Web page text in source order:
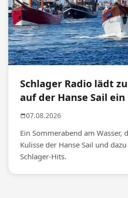
Schlager Radio lädt
auf der Hanse Sail ein
07.08.2026
Ein Sommerabend am Wasser,
Kulisse der Hanse Sail und
Schlager-Hits.